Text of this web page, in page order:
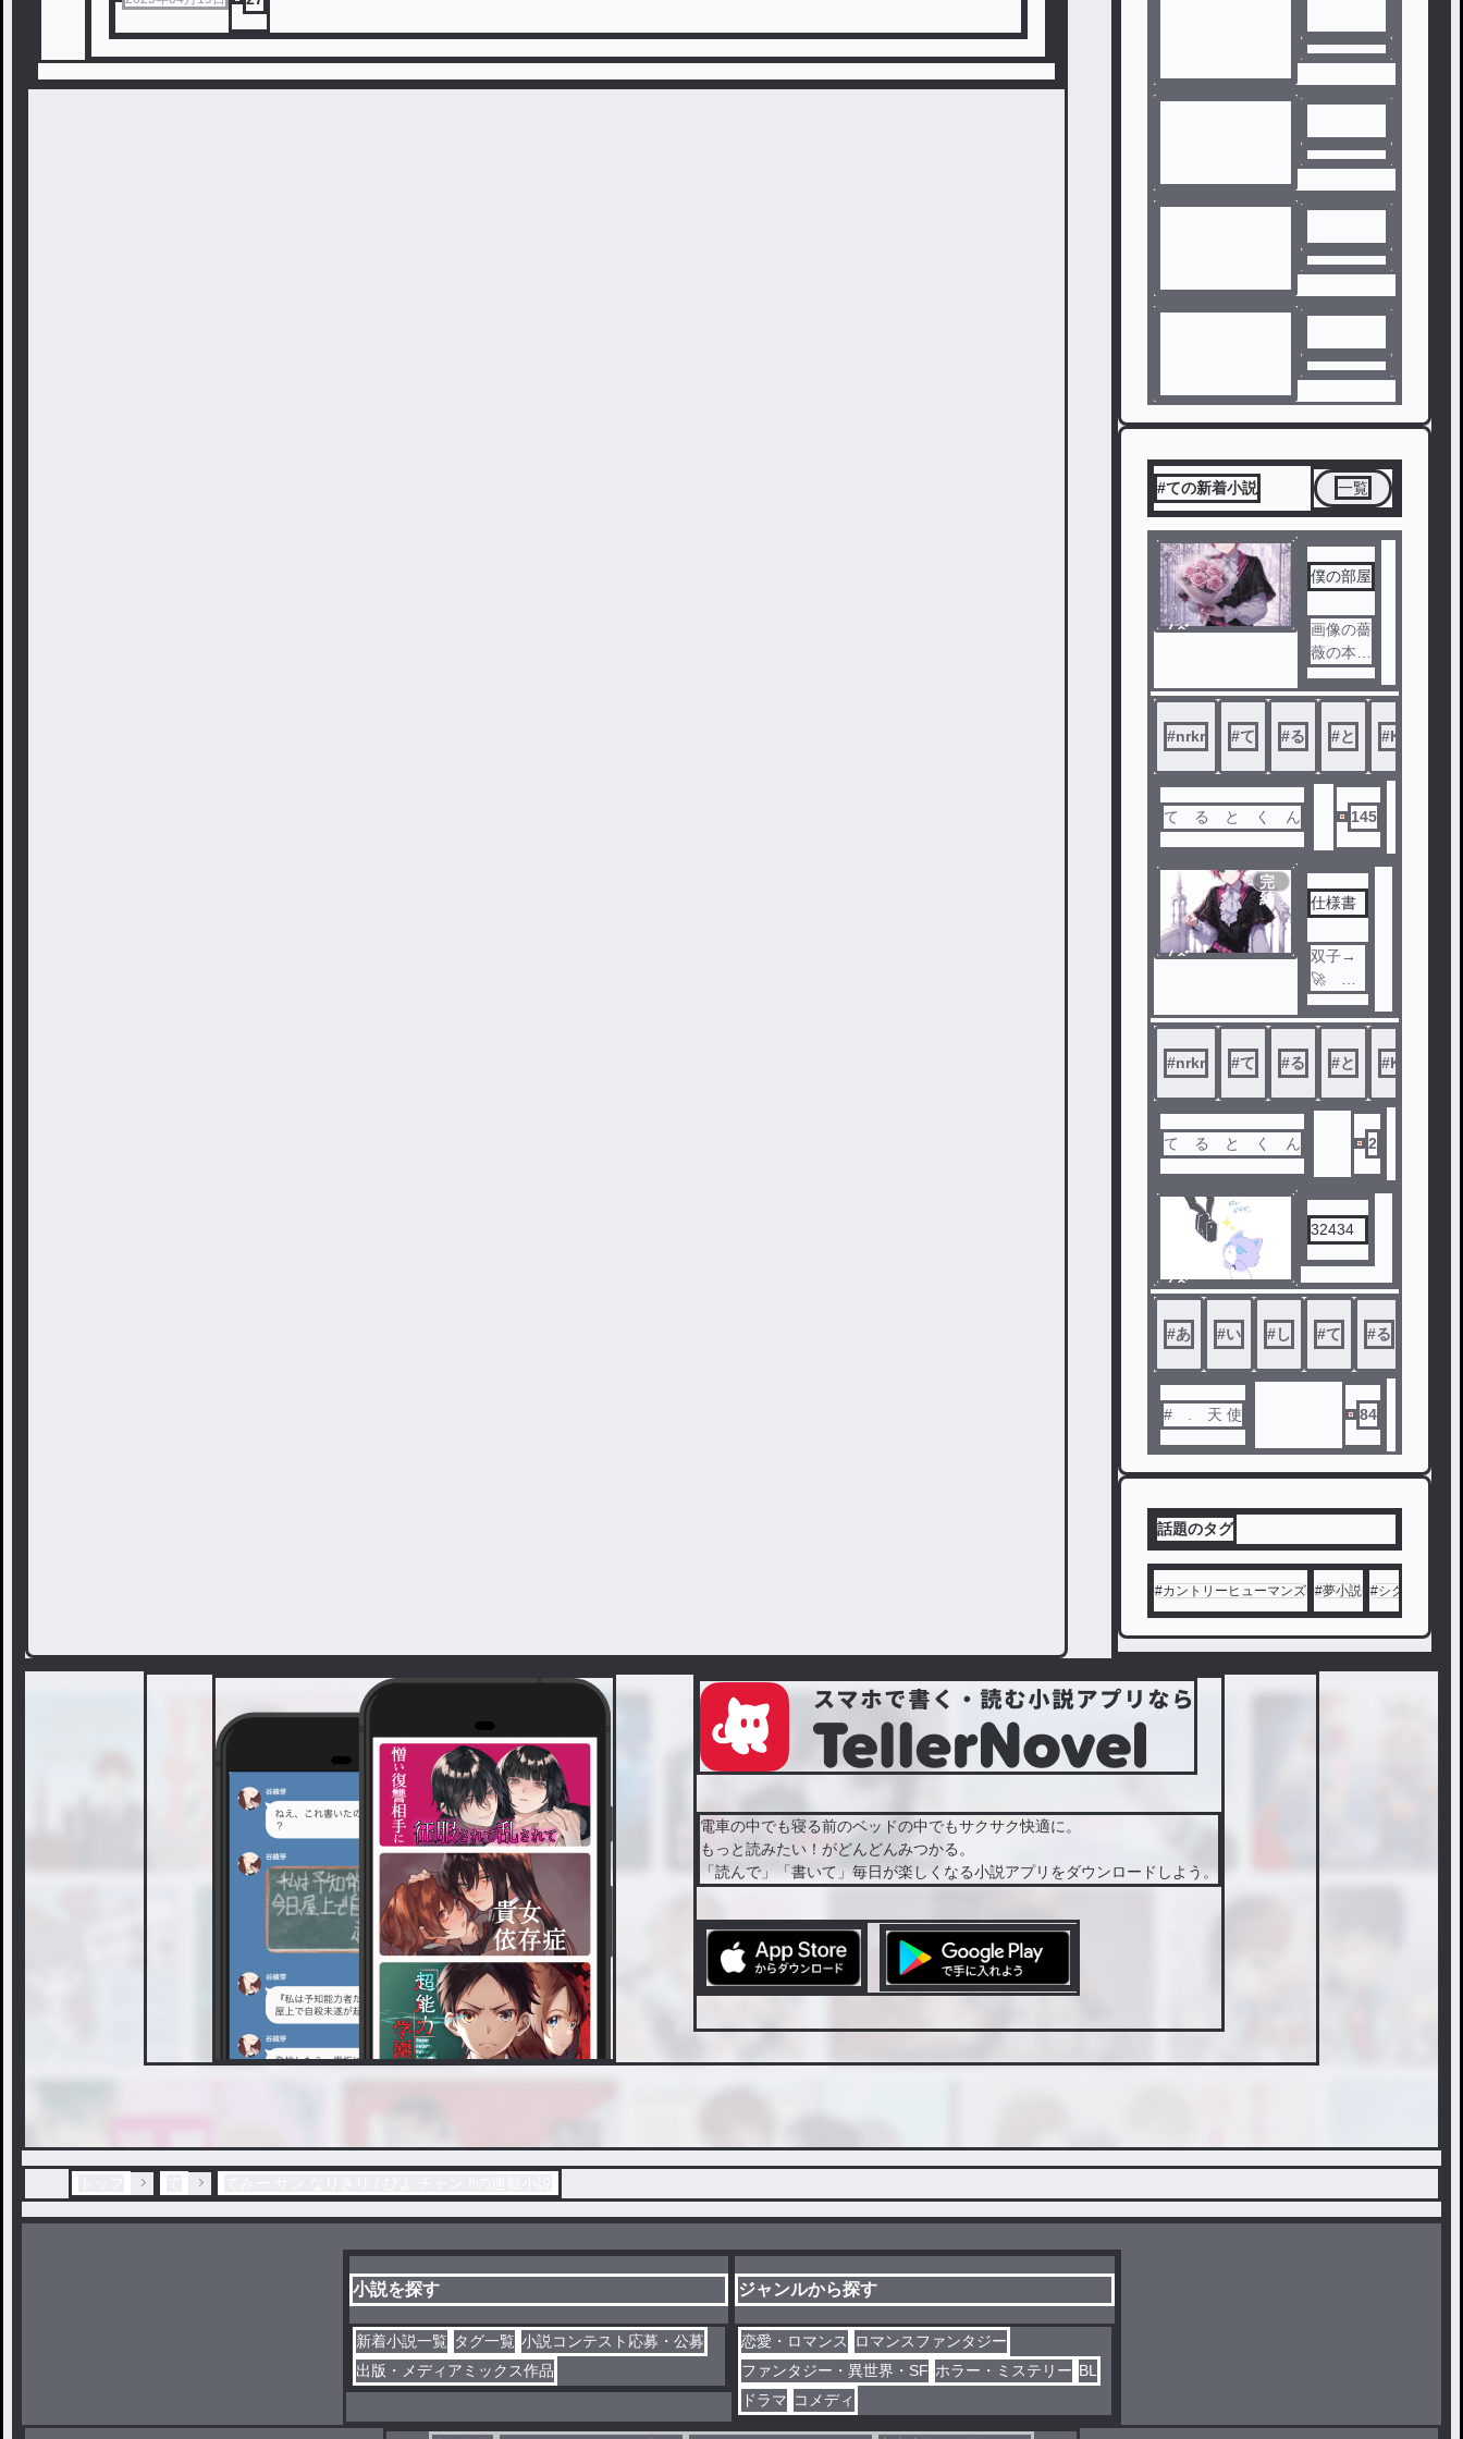
#ての新着小説 一覧
ノベ
僕の部屋
画像の薔
薇の本数
の意味
、 調べ
たかった
ら調べて
みて
#nrkr #て #る #と #KnightX-
て る と く ん 145
ノベ
完
結
仕様書
双子→
🚀 恋
人→🍄
背
後霊→
🤍💫
相棒→
🐶 弟
#nrkr #て #る #と #KnightX-
て る と く ん 2
ノベ
ル
32434
#あ #い #し #て #る
# . 天 使 84
話題のタグ
#カントリーヒューマンズ #夢小説 #シクフォニ
電車の中でも寝る前のベッドの中でもサクサク快適に。
もっと読みたい！がどんどんみつかる。
「読んで」「書いて」毎日が楽しくなる小説アプリをダウンロードしよう。
小説を探す
新着小説一覧 タグ一覧 小説コンテスト応募・公募
出版・メディアミックス作品
ジャンルから探す
恋愛・ロマンス
ロマンスファンタジー
ファンタジー・異世界・SF ホラー・ミステリー BL
ドラマ コメディ